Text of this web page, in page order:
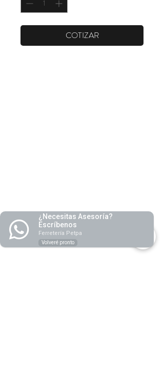
COTIZAR
¿Necesitas Asesoría?
Escríbenos
Ferretería Petpa
Volveré pronto